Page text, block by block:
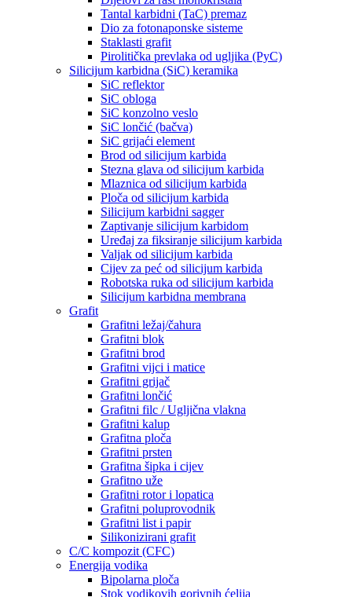
Tantal karbidni (TaC) premaz
Dio za fotonaponske sisteme
Staklasti grafit
Pirolitička prevlaka od ugljika (PyC)
Silicijum karbidna (SiC) keramika
SiC reflektor
SiC obloga
SiC konzolno veslo
SiC lončić (bačva)
SiC grijaći element
Brod od silicijum karbida
Stezna glava od silicijum karbida
Mlaznica od silicijum karbida
Ploča od silicijum karbida
Silicijum karbidni sagger
Zaptivanje silicijum karbidom
Uređaj za fiksiranje silicijum karbida
Valjak od silicijum karbida
Cijev za peć od silicijum karbida
Robotska ruka od silicijum karbida
Silicijum karbidna membrana
Grafit
Grafitni ležaj/čahura
Grafitni blok
Grafitni brod
Grafitni vijci i matice
Grafitni grijač
Grafitni lončić
Grafitni filc / Ugljična vlakna
Grafitni kalup
Grafitna ploča
Grafitni prsten
Grafitna šipka i cijev
Grafitno uže
Grafitni rotor i lopatica
Grafitni poluprovodnik
Grafitni list i papir
Silikonizirani grafit
C/C kompozit (CFC)
Energija vodika
Bipolarna ploča
Stok vodikovih gorivnih ćelija